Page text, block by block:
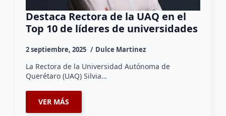
Destaca Rectora de la UAQ en el
Top 10 de líderes de universidades
2 septiembre, 2025 Dulce Martinez
La Rectora de la Universidad Autónoma de
Querétaro (UAQ) Silvia…
VER MÁS